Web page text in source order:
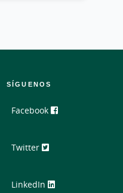
SÍGUENOS
Facebook
Twitter
LinkedIn